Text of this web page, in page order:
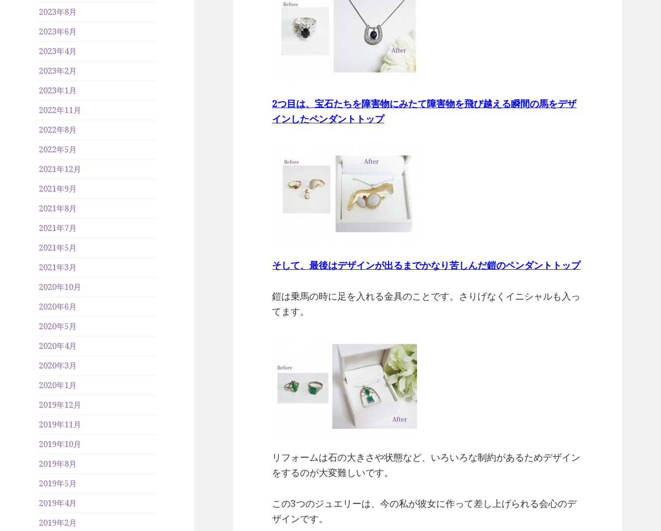
2023年8月
2023年6月
2023年4月
2023年2月
2023年1月
2022年11月
2022年8月
2022年5月
2021年12月
2021年9月
2021年8月
2021年7月
2021年5月
2021年3月
2020年10月
2020年6月
2020年5月
2020年4月
2020年3月
2020年1月
2019年12月
2019年11月
2019年10月
2019年8月
2019年5月
2019年4月
2019年2月
2つ目は、宝石たちを障害物にみたて障害物を飛び越える瞬間の馬をデザ
インしたペンダントトップ
そして、最後はデザインが出るまでかなり苦しんだ鎧のペンダントトップ
鎧は乗馬の時に足を入れる金具のことです。さりげなくイニシャルも入っ
てます。
リフォームは石の大きさや状態など、いろいろな制約があるためデザイン
をするのが大変難しいです。
この3つのジュエリーは、今の私が彼女に作って差し上げられる会心のデ
ザインです。